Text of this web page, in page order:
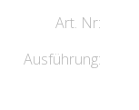
Art. Nr:
Ausführung: